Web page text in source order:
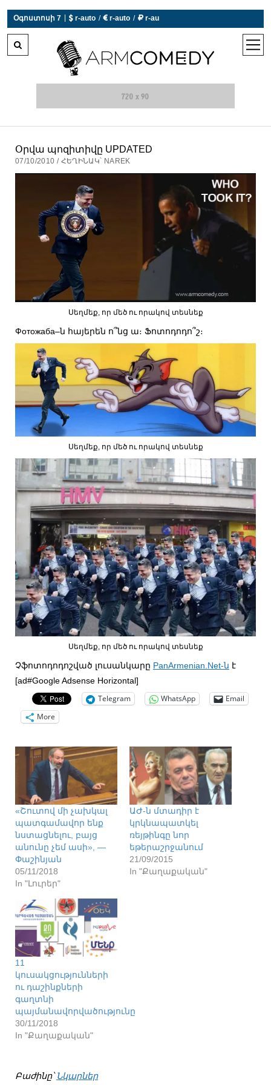
Օգոստոսի 7
 r-auto /  r-auto /  r-au
0°C  Եղանակն այսօր չի աշխատում
open
Օրվա պոզիտիվը UPDATED
07/10/2010 / ՀԵՂԻՆԱԿ՝ NAREK
Սեղմեք, որ մեծ ու որակով տեսնեք
Фотожаба–ն հայերեն ո՞նց ա։ Ֆոտոդոդո՞շ։
Սեղմեք, որ մեծ ու որակով տեսնեք
Սեղմեք, որ մեծ ու որակով տեսնեք
Չֆոտոդոդոշված լուսանկարը PanArmenian.Net-ն է
[ad#Google Adsense Horizontal]
Telegram WhatsApp
Email
More
«Շուտով մի չախկալ
պատգամավոր ենք
նստացնելու, բայց
անունը չեմ ասի», —
Փաշինյան
05/11/2018
In "Լուրեր"
ԱԺ-ն մտադիր է
կրկնապատկել
ռեյթինգը նոր
եթերաշրջանում
21/09/2015
In "Քաղաքական"
11
կուսակցությունների
ու դաշինքների
գաղտնի
պայմանավորվածությունը
30/11/2018
In "Քաղաքական"
Բաժինը՝Նկարներ